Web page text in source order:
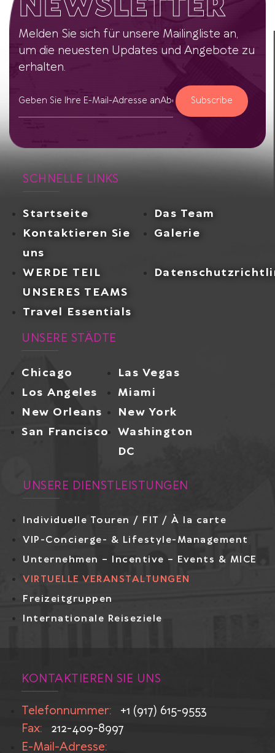
Melden Sie sich für unsere Mailingliste an,
um die neuesten Updates und Angebote zu
erhalten.
Subscribe
SCHNELLE LINKS
Startseite
Das Team
Kontaktieren Sie
uns
Galerie
WERDE TEIL
UNSERES TEAMS
Travel Essentials
UNSERE STÄDTE
Chicago
Las Vegas
Los Angeles
Miami
New Orleans
New York
San Francisco Washington
DC
UNSERE DIENSTLEISTUNGEN
Individuelle Touren / FIT / À la carte
VIP-Concierge- & Lifestyle-Management
Unternehmen – Incentive – Events & MICE
VIRTUELLE VERANSTALTUNGEN
Freizeitgruppen
Internationale Reiseziele
KONTAKTIEREN SIE UNS
Telefonnummer:
+1 (917) 615-9553
Fax:
212-409-8997
E-Mail-Adresse: